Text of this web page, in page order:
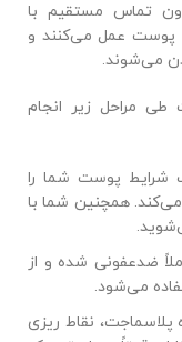
تماس مستقیم با
پوست عمل می‌کنند و
می‌شوند.
طی مراحل زیر انجام
شرایط پوست شما را
می‌کند. همچنین شما با
ضدعفونی شده و از
می‌شود.
پلاسماجت، نقاط ریزی